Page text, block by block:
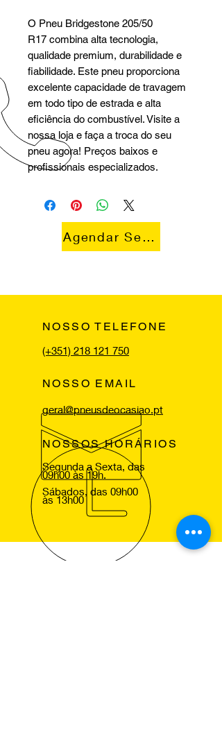
O Pneu Bridgestone 205/50
R17 combina alta tecnologia,
qualidade premium, durabilidade e
fiabilidade. Este pneu proporciona
excelente capacidade de travagem
em todo tipo de estrada e alta
eficiência do combustível. Visite a
nossa loja e faça a troca do seu
pneu agora! Preços baixos e
profissionais especializados.
Agendar Serviço
NOSSO TELEFONE
(+351) 218 121 750
NOSSO EMAIL
geral@pneusdeocasiao.pt
NOSSOS HORÁRIOS
Segunda a Sexta, das
09h00 às 19h.
Sábados, das 09h00
às 13h00